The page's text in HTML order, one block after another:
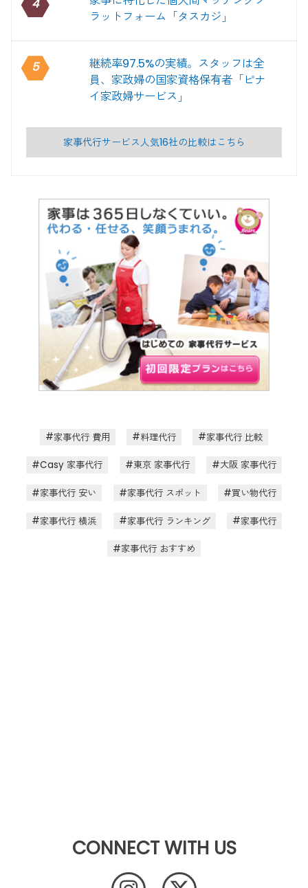
4
ラットフォーム「タスカジ」
5
継続率97.5%の実績。スタッフは全
員、家政婦の国家資格保有者「ピナ
イ家政婦サービス」
家事代行サービス人気16社の比較はこちら
家事代行 費用 料理代行 家事代行 比較
Casy 家事代行 東京 家事代行 大阪 家事代行
家事代行 安い 家事代行 スポット 買い物代行
家事代行 横浜 家事代行 ランキング 家事代行
家事代行 おすすめ
CONNECT WITH US